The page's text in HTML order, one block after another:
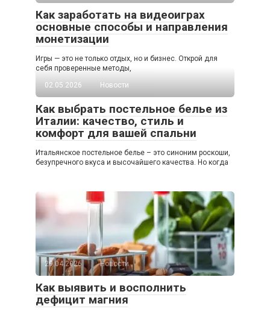
Как заработать на видеоиграх
основные способы и направления
монетизации
Игры — это не только отдых, но и бизнес. Открой для
себя проверенные методы,
02.05.2026
Новости
Как выбрать постельное белье из
Италии: качество, стиль и
комфорт для вашей спальни
Итальянское постельное белье – это синоним роскоши,
безупречного вкуса и высочайшего качества. Но когда
29.04.2026 Новости
Как выявить и восполнить
дефицит магния